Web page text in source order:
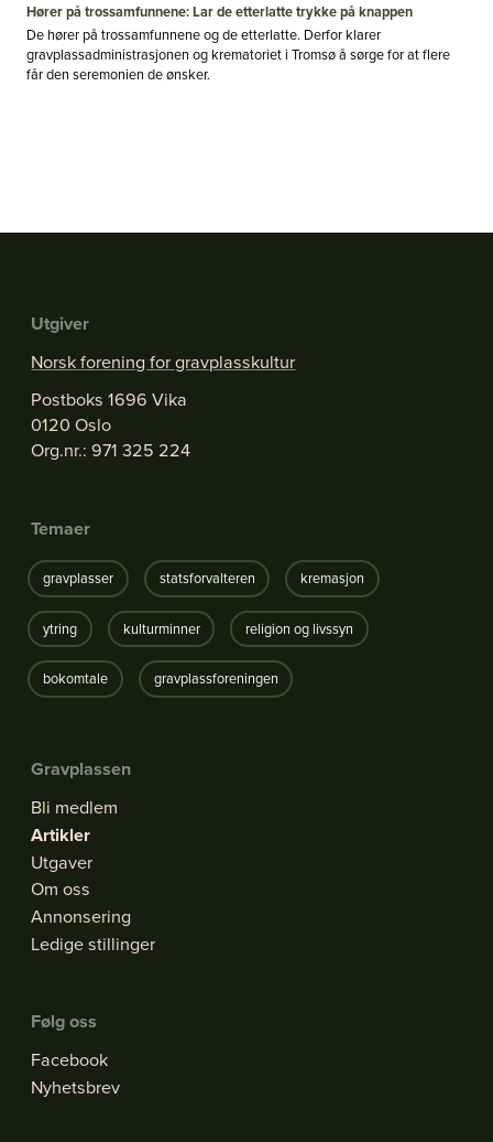
Hører på trossamfunnene: Lar de etterlatte trykke på knappen
De hører på trossamfunnene og de etterlatte. Derfor klarer
gravplassadministrasjonen og krematoriet i Tromsø å sørge for at flere
får den seremonien de ønsker.
Utgiver
Norsk forening for gravplasskultur
Postboks 1696 Vika
0120 Oslo
Org.nr.: 971 325 224
Temaer
gravplasser statsforvalteren kremasjon
ytring kulturminner religion og livssyn
bokomtale gravplassforeningen
Gravplassen
Bli medlem
Artikler
Utgaver
Om oss
Annonsering
Ledige stillinger
Følg oss
Facebook
Nyhetsbrev